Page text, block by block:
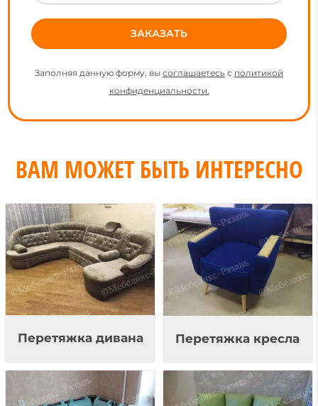
Заполняя данную форму, вы соглашаетесь с политикой
конфиденциальности.
ВАМ МОЖЕТ БЫТЬ ИНТЕРЕСНО
Перетяжка дивана Перетяжка кресла